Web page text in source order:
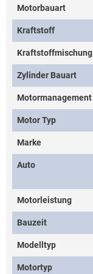
Motorbauart
Kraftstoff
Kraftstoffmischung
Zylinder Bauart
Motormanagement
Motor Typ
Marke
Auto
Motorleistung
Bauzeit
Modelltyp
Motortyp